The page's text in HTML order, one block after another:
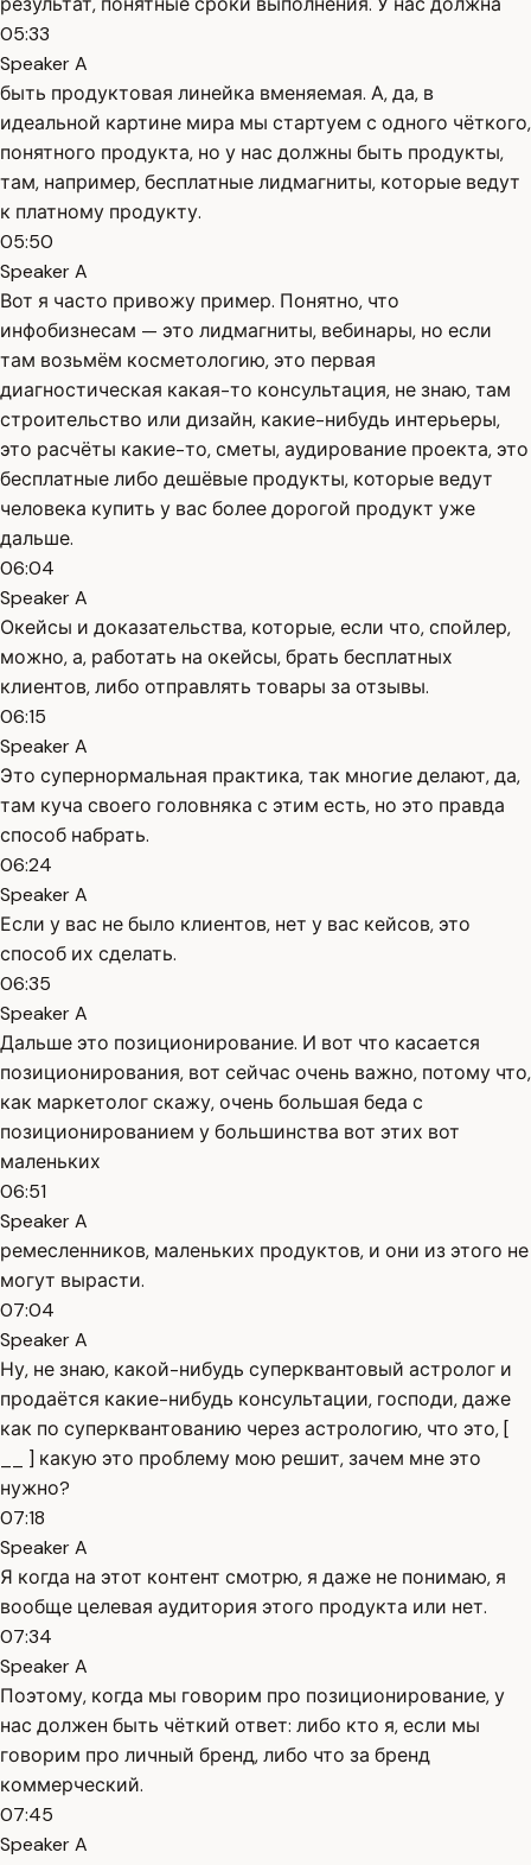
05:33
Speaker A
быть продуктовая линейка вменяемая. А, да, в
идеальной картине мира мы стартуем с одного чёткого,
понятного продукта, но у нас должны быть продукты,
там, например, бесплатные лидмагниты, которые ведут
к платному продукту.
05:50
Speaker A
Вот я часто привожу пример. Понятно, что
инфобизнесам — это лидмагниты, вебинары, но если
там возьмём косметологию, это первая
диагностическая какая-то консультация, не знаю, там
строительство или дизайн, какие-нибудь интерьеры,
это расчёты какие-то, сметы, аудирование проекта, это
бесплатные либо дешёвые продукты, которые ведут
человека купить у вас более дорогой продукт уже
дальше.
06:04
Speaker A
Окейсы и доказательства, которые, если что, спойлер,
можно, а, работать на окейсы, брать бесплатных
клиентов, либо отправлять товары за отзывы.
06:15
Speaker A
Это супернормальная практика, так многие делают, да,
там куча своего головняка с этим есть, но это правда
способ набрать.
06:24
Speaker A
Если у вас не было клиентов, нет у вас кейсов, это
способ их сделать.
06:35
Speaker A
Дальше это позиционирование. И вот что касается
позиционирования, вот сейчас очень важно, потому что,
как маркетолог скажу, очень большая беда с
позиционированием у большинства вот этих вот
маленьких
06:51
Speaker A
ремесленников, маленьких продуктов, и они из этого не
могут вырасти.
07:04
Speaker A
Ну, не знаю, какой-нибудь суперквантовый астролог и
продаётся какие-нибудь консультации, господи, даже
как по суперквантованию через астрологию, что это, [
__ ] какую это проблему мою решит, зачем мне это
нужно?
07:18
Speaker A
Я когда на этот контент смотрю, я даже не понимаю, я
вообще целевая аудитория этого продукта или нет.
07:34
Speaker A
Поэтому, когда мы говорим про позиционирование, у
нас должен быть чёткий ответ: либо кто я, если мы
говорим про личный бренд, либо что за бренд
коммерческий.
07:45
Speaker A